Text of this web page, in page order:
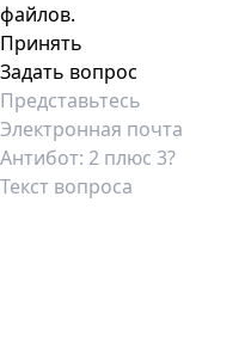
файлов.
Принять
Задать вопрос